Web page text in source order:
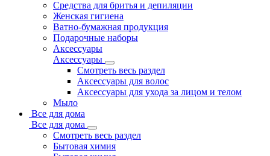
Средства для бритья и депиляции
Женская гигиена
Ватно-бумажная продукция
Подарочные наборы
Аксессуары
Аксессуары
Смотреть весь раздел
Аксессуары для волос
Аксессуары для ухода за лицом и телом
Мыло
Все для дома
Все для дома
Смотреть весь раздел
Бытовая химия